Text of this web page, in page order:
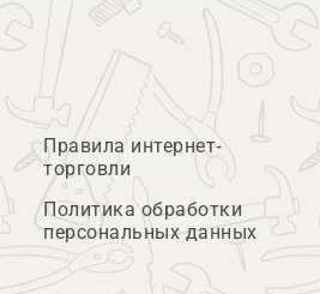
Правила интернет-
торговли
Политика обработки
персональных данных